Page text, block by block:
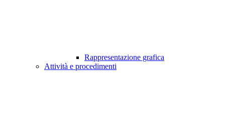
Rappresentazione grafica
Attività e procedimenti